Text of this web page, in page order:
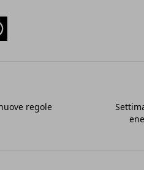
regole